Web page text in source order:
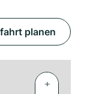
planen
+